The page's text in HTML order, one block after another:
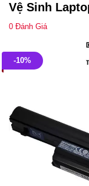
Vệ Sinh
0 Đánh Giá
-10%